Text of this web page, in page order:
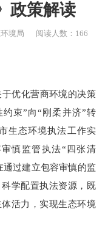
政策解读
境局 阅读人数： 166
优化营商环境的决策
约束”向“刚柔并济”转
生态环境执法工作实
慎监管执法“四张清
通过建立包容审慎的监
学配置执法资源，既
活力，实现生态环境